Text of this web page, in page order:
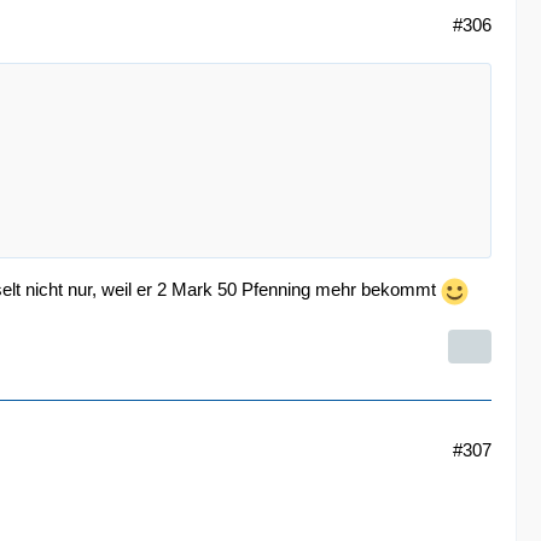
#306
nicht nur, weil er 2 Mark 50 Pfenning mehr bekommt
#307